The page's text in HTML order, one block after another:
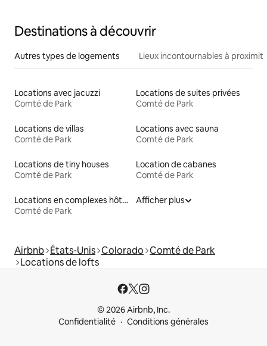
Destinations à découvrir
Autres types de logements Lieux incontournables à
Locations avec jacuzzi
Comté de Park
Locations de suites privées
Comté de Park
Locations de villas
Comté de Park
Locations avec sauna
Comté de Park
Locations de tiny houses
Comté de Park
Location de cabanes
Comté de Park
Locations en complexes hôteliers
Comté de Park
Afficher plus
Airbnb États-Unis Colorado Comté de Park
Locations de lofts
© 2026 Airbnb, Inc.
Confidentialité
Conditions générales